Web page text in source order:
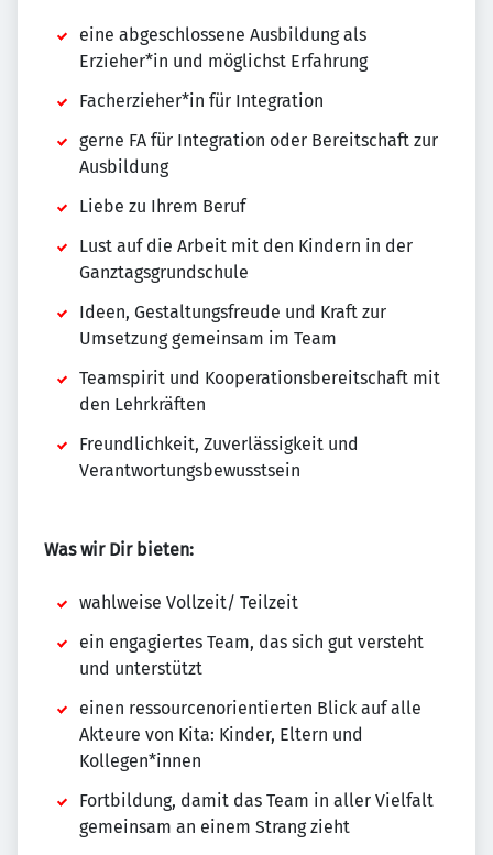
eine abgeschlossene Ausbildung als
Erzieher*in und möglichst Erfahrung
Facherzieher*in für Integration
gerne FA für Integration oder Bereitschaft zur
Ausbildung
Liebe zu Ihrem Beruf
Lust auf die Arbeit mit den Kindern in der
Ganztagsgrundschule
Ideen, Gestaltungsfreude und Kraft zur
Umsetzung gemeinsam im Team
Teamspirit und Kooperationsbereitschaft mit
den Lehrkräften
Freundlichkeit, Zuverlässigkeit und
Verantwortungsbewusstsein
Was wir Dir bieten:
wahlweise Vollzeit/ Teilzeit
ein engagiertes Team, das sich gut versteht
und unterstützt
einen ressourcenorientierten Blick auf alle
Akteure von Kita: Kinder, Eltern und
Kollegen*innen
Fortbildung, damit das Team in aller Vielfalt
gemeinsam an einem Strang zieht